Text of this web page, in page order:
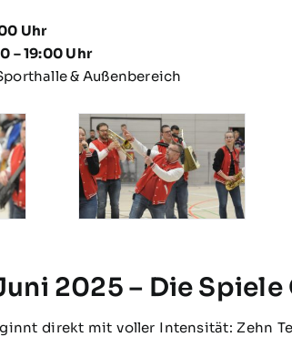
Uhr
– 19:00 Uhr
& Außenbereich
2025 – Die
direkt mit voller Intensität: Zehn